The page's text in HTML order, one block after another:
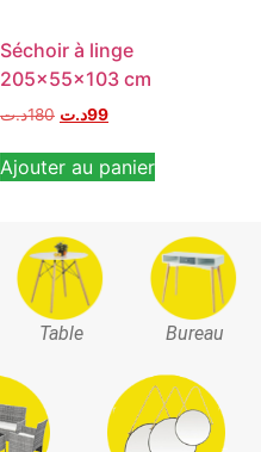
Séchoir à linge
205x55x103 cm
180د.ت 99د.ت
Ajouter au panier
Table Bureau